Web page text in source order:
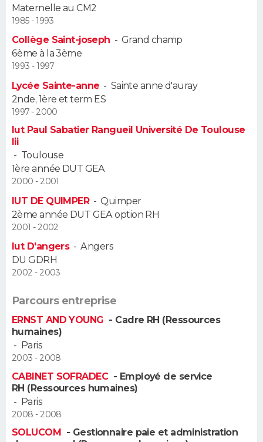
Alimentation
Guide de la santé
Maladies
Médicaments
Sommeil
Destinations
City break
Voyage nature
Voyage de noces
Forum
Climat
+
PHOTO
GUIDES D'ACHAT
BONS PLANS
CARTE DE VOEUX
Carte de Noël
Carte Bonne année
Carte Saint-Valentin
Carte Pâques
Carte d'anniversaire
DICTIONNAIRE
Dictionnaire
Biographies
Citations
Expressions
Proverbes
COPAINS D'AVANT
S'inscrire
Se connecter
Lycées
Collèges
Primaires
Universités
Entreprises
Service militaire
Avis de recherche
AVIS DE DÉCÈS
FORUM
Bricolage
Lifestyle
Culture
Sport
Auto
Television
Voyage
Cinema
Maternelle au CM2
1985 - 1993
Collège Saint-joseph -Grand champ
6ème à la 3ème
1993 - 1997
Lycée Sainte-anne - Sainte anne d'auray
2nde, 1ère et term ES
1997 - 2000
Iut Paul Sabatier Rangueil Université De Toulouse
Iii
- Toulouse
1ère année DUT GEA
2000 - 2001
IUT DE QUIMPER-Quimper
2ème année DUT GEA option RH
2001 - 2002
Iut D'angers-Angers
DU GDRH
2002 - 2003
Parcours entreprise
ERNST AND YOUNG - Cadre RH (Ressources
humaines)
- Paris
2003 - 2008
CABINET SOFRADEC - Employé de service
RH (Ressources humaines)
- Paris
2008 - 2008
SOLUCOM - Gestionnaire paie et administration